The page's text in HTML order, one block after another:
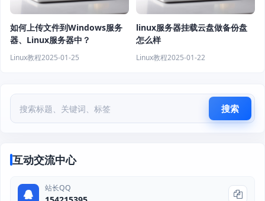
如何上传文件到Windows服务
器、Linux服务器中？
Linux教程2025-01-25
linux服务器挂载云盘做备份盘
怎么样
Linux教程2025-01-22
搜索
互动交流中心
站长QQ